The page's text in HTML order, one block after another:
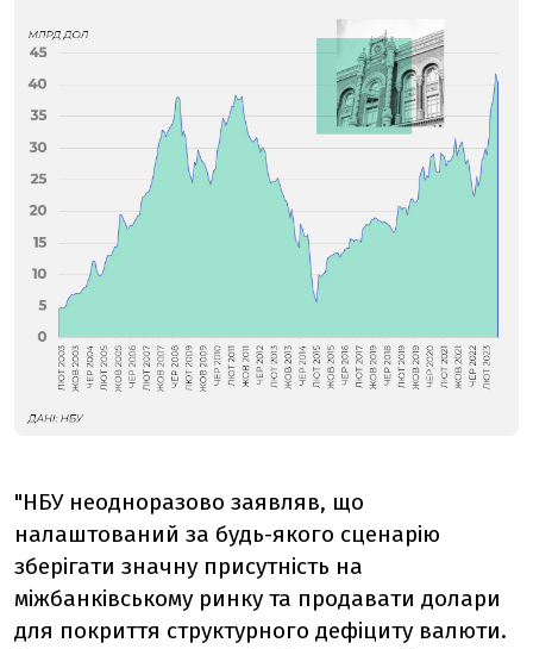
"НБУ неодноразово заявляв, що
налаштований за будь-якого сценарію
зберігати значну присутність на
міжбанківському ринку та продавати долари
для покриття структурного дефіциту валюти.